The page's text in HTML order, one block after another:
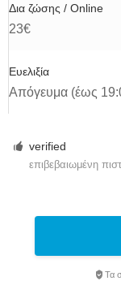
Δια ζώσης / Online
23€
Ευελιξία
Απόγευμα (έως
verified
επιβεβαιωμένη
Τα